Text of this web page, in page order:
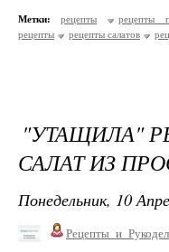
Метки: рецепты
рецепты
рецепты
рецепты салатов
"УТАЩИЛА"
САЛАТ ИЗ
Понедельник, 10